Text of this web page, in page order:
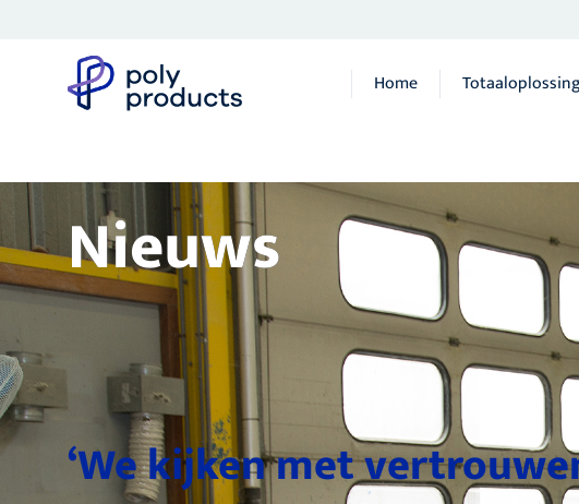
Home Totaaloplossing
Nieuws
‘We kijken met